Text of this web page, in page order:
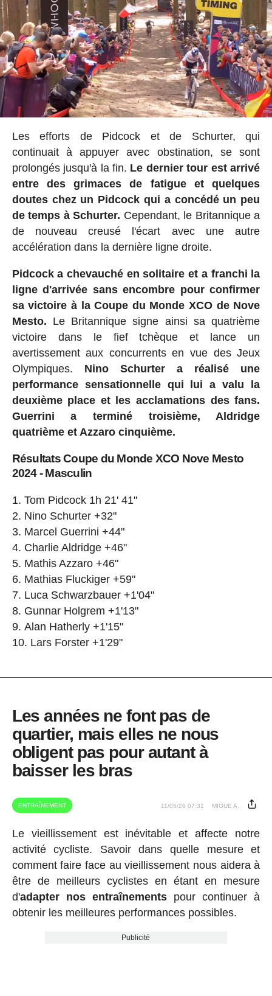
Les efforts de Pidcock et de Schurter, qui
continuait à appuyer avec obstination, se sont
prolongés jusqu'à la fin. Le dernier tour est arrivé
entre des grimaces de fatigue et quelques
doutes chez un Pidcock qui a concédé un peu
de temps à Schurter. Cependant, le Britannique a
de nouveau creusé l'écart avec une autre
accélération dans la dernière ligne droite.
Pidcock a chevauché en solitaire et a franchi la
ligne d'arrivée sans encombre pour confirmer
sa victoire à la Coupe du Monde XCO de Nove
Mesto. Le Britannique signe ainsi sa quatrième
victoire dans le fief tchèque et lance un
avertissement aux concurrents en vue des Jeux
Olympiques. Nino Schurter a réalisé une
performance sensationnelle qui lui a valu la
deuxième place et les acclamations des fans.
Guerrini a terminé troisième, Aldridge
quatrième et Azzaro cinquième.
Résultats Coupe du Monde XCO Nove Mesto
2024 - Masculin
Tom Pidcock 1h 21' 41"
Nino Schurter +32"
Marcel Guerrini +44"
Charlie Aldridge +46"
Mathis Azzaro +46"
Mathias Fluckiger +59"
Luca Schwarzbauer +1'04"
Gunnar Holgrem +1'13"
Alan Hatherly +1'15"
Lars Forster +1'29"
Les années ne font pas de
quartier, mais elles ne nous
obligent pas pour autant à
baisser les bras
ENTRAÎNEMENT 11/05/26 07:31 MIGUE A.
Le vieillissement est inévitable et affecte notre
activité cycliste. Savoir dans quelle mesure et
comment faire face au vieillissement nous aidera à
être de meilleurs cyclistes en étant en mesure
d'adapter nos entraînementspour continuer à
obtenir les meilleures performances possibles.
Publicité